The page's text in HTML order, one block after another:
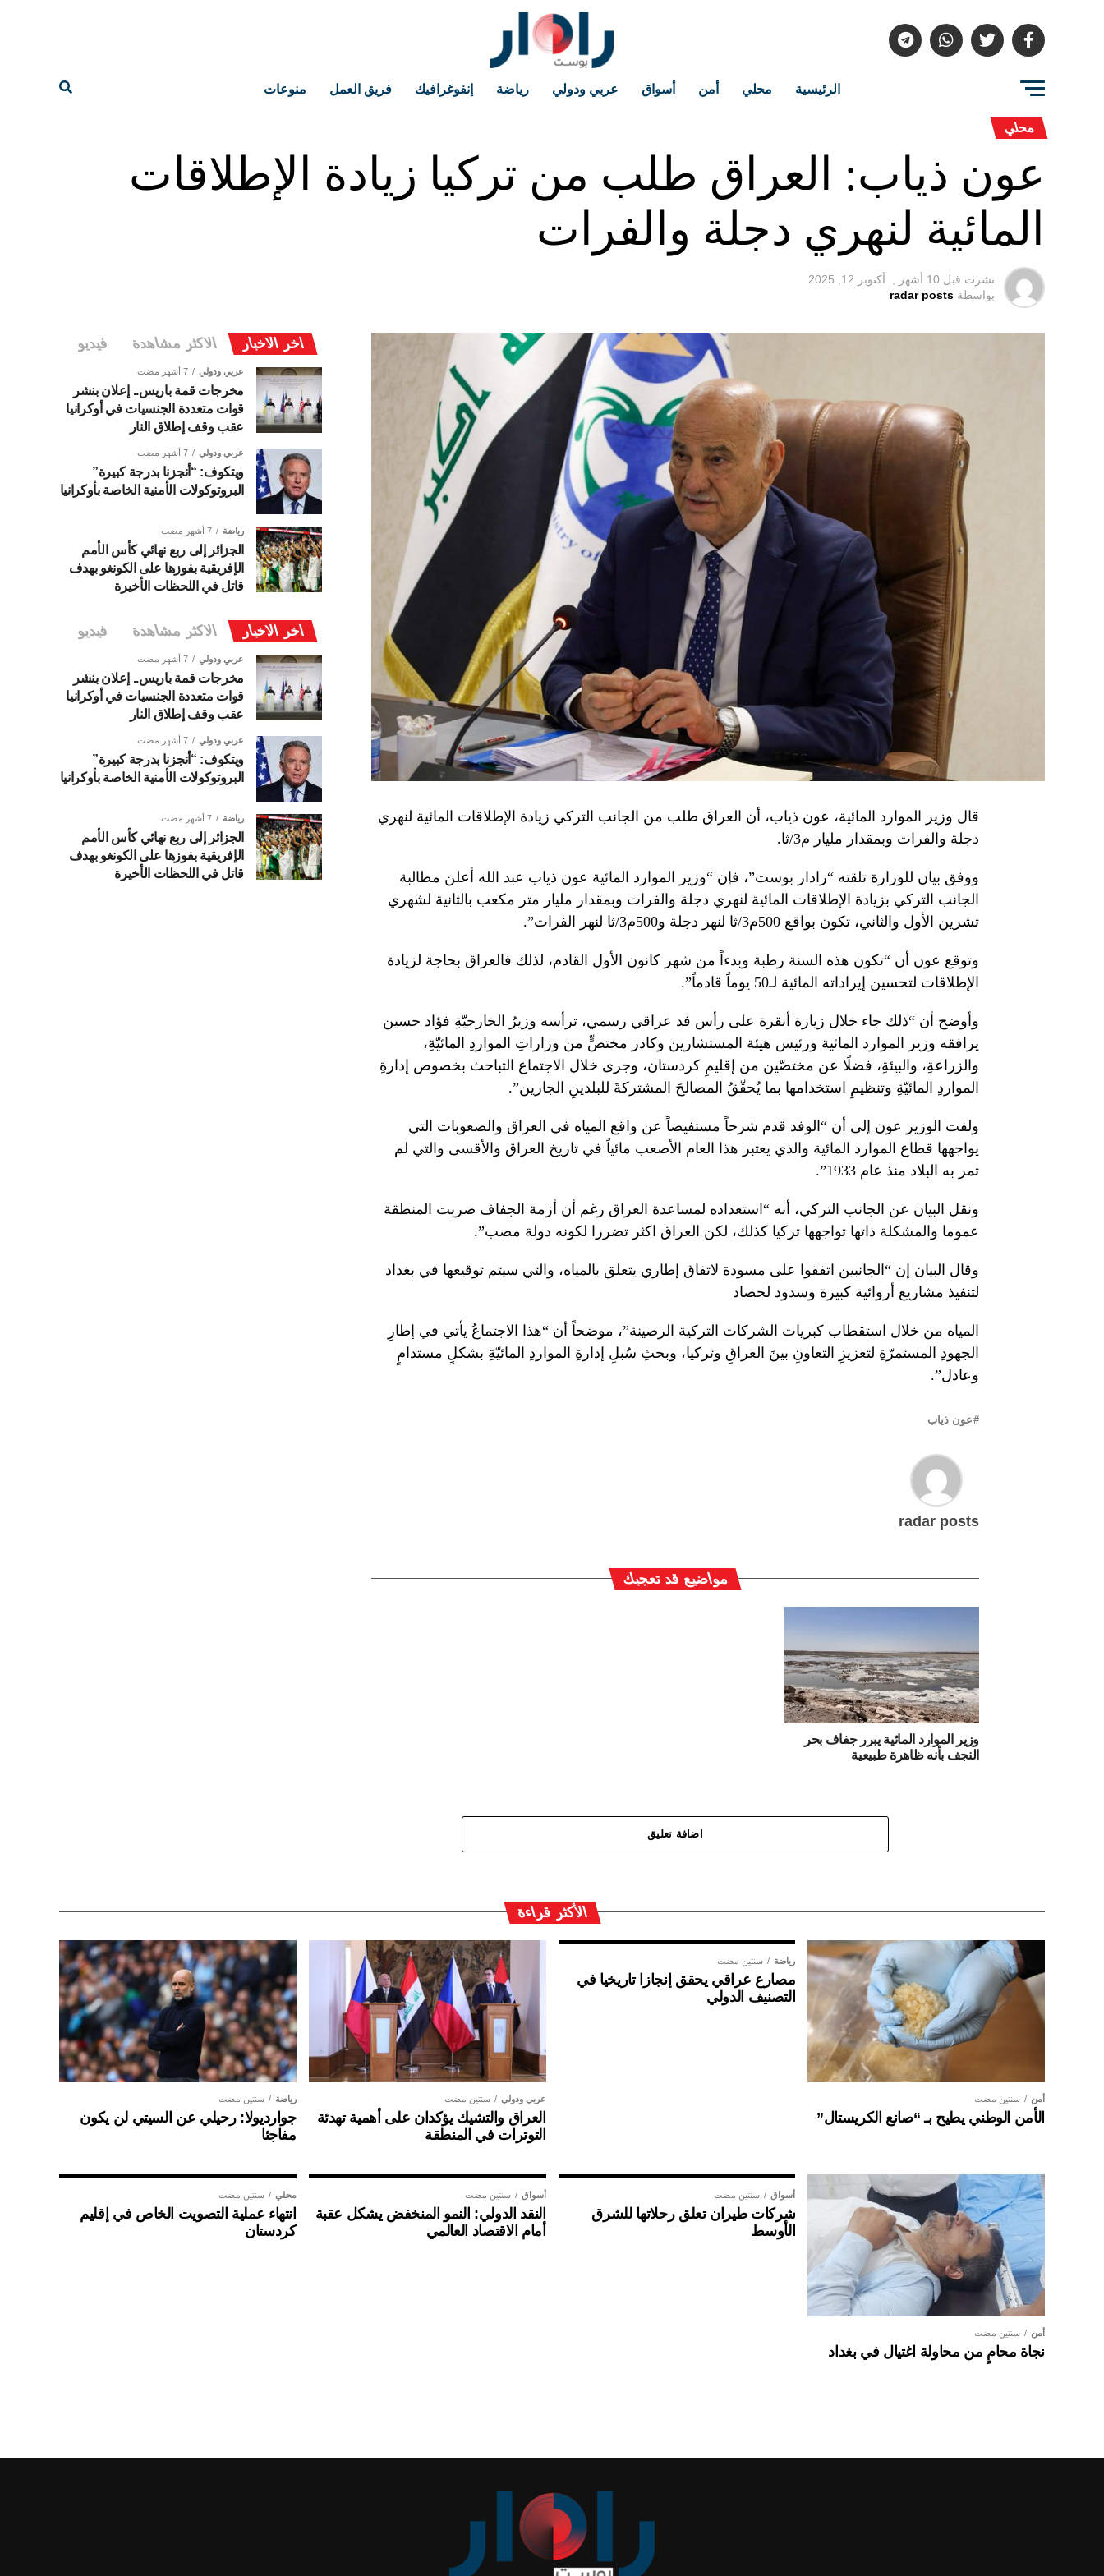
الرئيسية محلي أمن أسواق عربي ودولي رياضة إنفوغرافيك فريق العمل منوعات
محلي
عون ذياب: العراق طلب من تركيا زيادة الإطلاقات
المائية لنهري دجلة والفرات
نشرت قبل 10 أشهر ,
أكتوبر 12, 2025
بواسطة radar posts
قال وزير الموارد المائية، عون ذياب، أن العراق طلب من الجانب التركي زيادة الإطلاقات المائية لنهري
دجلة والفرات وبمقدار مليار م3/ثا.
ووفق بيان للوزارة تلقته “رادار بوست”، فإن “وزير الموارد المائية عون ذياب عبد الله أعلن مطالبة
الجانب التركي بزيادة الإطلاقات المائية لنهري دجلة والفرات وبمقدار مليار متر مكعب بالثانية لشهري
تشرين الأول والثاني، تكون بواقع 500م3/ثا لنهر دجلة و500م3/ثا لنهر الفرات”.
وتوقع عون أن “تكون هذه السنة رطبة وبدءاً من شهر كانون الأول القادم، لذلك فالعراق بحاجة لزيادة
الإطلاقات لتحسين إيراداته المائية لـ50 يوماً قادماً”.
وأوضح أن “ذلك جاء خلال زيارة أنقرة على رأس فد عراقي رسمي، ترأسه وزيرُ الخارجيّةِ فؤاد حسين
يرافقه وزير الموارد المائية ورئيس هيئة المستشارين وكادر مختصٍّ من وزاراتِ المواردِ المائيّةِ،
والزراعةِ، والبيئةِ، فضلًا عن مختصّين من إقليمِ كردستان، وجرى خلال الاجتماع التباحث بخصوص إدارةِ
المواردِ المائيّةِ وتنظيمِ استخدامها بما يُحقّقُ المصالحَ المشتركةَ للبلدينِ الجارين”.
ولفت الوزير عون إلى أن “الوفد قدم شرحاً مستفيضاً عن واقع المياه في العراق والصعوبات التي
يواجهها قطاع الموارد المائية والذي يعتبر هذا العام الأصعب مائياً في تاريخ العراق والأقسى والتي لم
تمر به البلاد منذ عام 1933”.
ونقل البيان عن الجانب التركي، أنه “استعداده لمساعدة العراق رغم أن أزمة الجفاف ضربت المنطقة
عموما والمشكلة ذاتها تواجهها تركيا كذلك، لكن العراق اكثر تضررا لكونه دولة مصب”.
وقال البيان إن “الجانبين اتفقوا على مسودة لاتفاق إطاري يتعلق بالمياه، والتي سيتم توقيعها في بغداد
لتنفيذ مشاريع أروائية كبيرة وسدود لحصاد
المياه من خلال استقطاب كبريات الشركات التركية الرصينة”، موضحاً أن “هذا الاجتماعُ يأتي في إطارِ
الجهودِ المستمرّةِ لتعزيزِ التعاونِ بينَ العراقِ وتركيا، وبحثِ سُبلِ إدارةِ المواردِ المائيّةِ بشكلٍ مستدامٍ
وعادل”.
عون ذياب
radar posts
مواضيع قد تعجبك
وزير الموارد المائية يبرر جفاف بحر
النجف بأنه ظاهرة طبيعية
اضافة تعليق
اخر الاخبار الاكثر مشاهدة فيديو
عربي ودولي 7 أشهر مضت
مخرجات قمة باريس.. إعلان بنشر
قوات متعددة الجنسيات في أوكرانيا
عقب وقف إطلاق النار
عربي ودولي 7 أشهر مضت
ويتكوف: “أنجزنا بدرجة كبيرة”
البروتوكولات الأمنية الخاصة بأوكرانيا
رياضة 7 أشهر مضت
الجزائر إلى ربع نهائي كأس الأمم
الإفريقية بفوزها على الكونغو بهدف
قاتل في اللحظات الأخيرة
اخر الاخبار الاكثر مشاهدة فيديو
عربي ودولي 7 أشهر مضت
مخرجات قمة باريس.. إعلان بنشر
قوات متعددة الجنسيات في أوكرانيا
عقب وقف إطلاق النار
عربي ودولي 7 أشهر مضت
ويتكوف: “أنجزنا بدرجة كبيرة”
البروتوكولات الأمنية الخاصة بأوكرانيا
رياضة 7 أشهر مضت
الجزائر إلى ربع نهائي كأس الأمم
الإفريقية بفوزها على الكونغو بهدف
قاتل في اللحظات الأخيرة
الأكثر قراءة
أمن سنتين مضت
الأمن الوطني يطيح بـ “صانع الكريستال”
رياضة سنتين مضت
مصارع عراقي يحقق إنجازا تاريخيا في
التصنيف الدولي
عربي ودولي سنتين مضت
العراق والتشيك يؤكدان على أهمية تهدئة
التوترات في المنطقة
رياضة سنتين مضت
جوارديولا: رحيلي عن السيتي لن يكون
مفاجئا
أمن سنتين مضت
نجاة محامٍ من محاولة اغتيال في بغداد
أسواق سنتين مضت
شركات طيران تعلق رحلاتها للشرق
الأوسط
أسواق سنتين مضت
النقد الدولي: النمو المنخفض يشكل عقبة
أمام الاقتصاد العالمي
محلي سنتين مضت
انتهاء عملية التصويت الخاص في إقليم
كردستان